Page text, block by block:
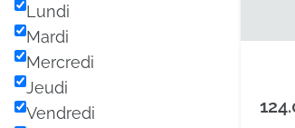
Lundi
Mardi
Mercredi
Jeudi
Vendredi